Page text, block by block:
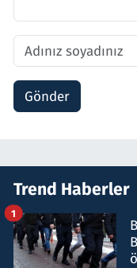
Gönder
Trend Haberler
1